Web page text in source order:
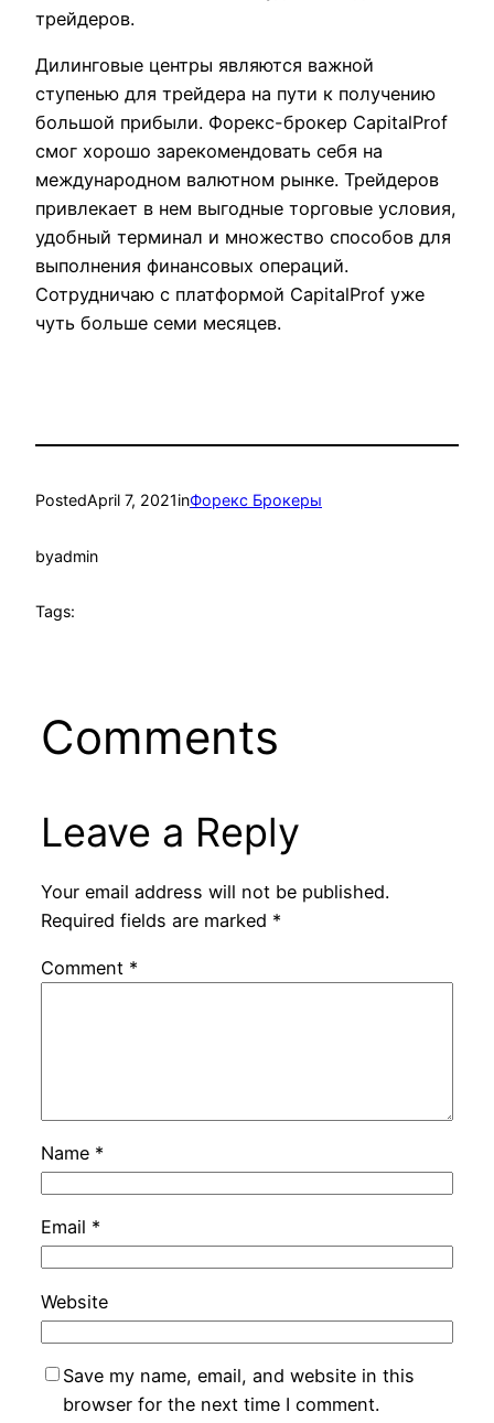
трейдеров.
Дилинговые центры являются важной
ступенью для трейдера на пути к получению
большой прибыли. Форекс-брокер CapitalProf
смог хорошо зарекомендовать себя на
международном валютном рынке. Трейдеров
привлекает в нем выгодные торговые условия,
удобный терминал и множество способов для
выполнения финансовых операций.
Сотрудничаю с платформой CapitalProf уже
чуть больше семи месяцев.
PostedApril 7, 2021inФорекс Брокеры
byadmin
Tags:
Comments
Leave a Reply
Your email address will not be published.
Required fields are marked *
Comment *
Name *
Email *
Website
Save my name, email, and website in this
browser for the next time I comment.